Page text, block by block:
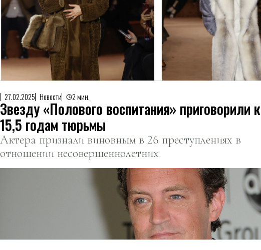
27.02.2025 Новости 2 мин.
Звезду «Полового воспитания» приговорили к
15,5 годам тюрьмы
Актера признали виновным в 26 преступлениях в
отношении несовершеннолетних.